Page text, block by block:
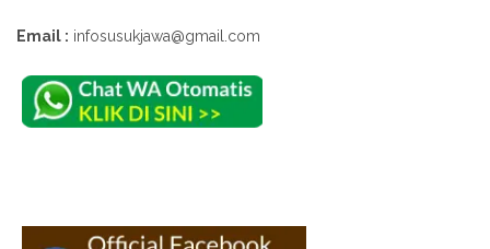
Email : infosusukjawa@gmail.com